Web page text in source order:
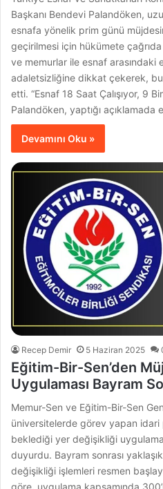
Başkanı Bendevi Palandöken,
esnafa yönelik prim günü
geçirilmesi için hükümete
ve memurlar ile esnaf arasındaki
adaletsizliğine dikkat çekerek, bu
etti. “Esnaf 18 Saat Çalışıyor, 9
Palandöken, yaptığı açıklamada
Devamını Oku »
Recep Demir 5 Haziran 2025
Eğitim-Bir-Sen’den
Uygulaması Bayram
Memur-Sen ve Eğitim-Bir-Sen
üniversitelerde görev yapan
beklediği yer değişikliği
duyurdu. Bayram sonrası
değişikliği işlemleri resmen
göre, uygulama kapsamında